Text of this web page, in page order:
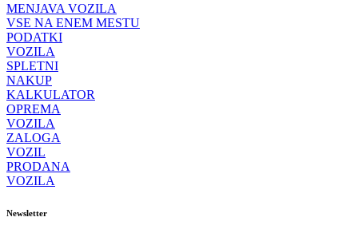
MENJAVA VOZILA
VSE NA ENEM MESTU
PODATKI
VOZILA
SPLETNI
NAKUP
KALKULATOR
OPREMA
VOZILA
ZALOGA
VOZIL
PRODANA
VOZILA
Newsletter